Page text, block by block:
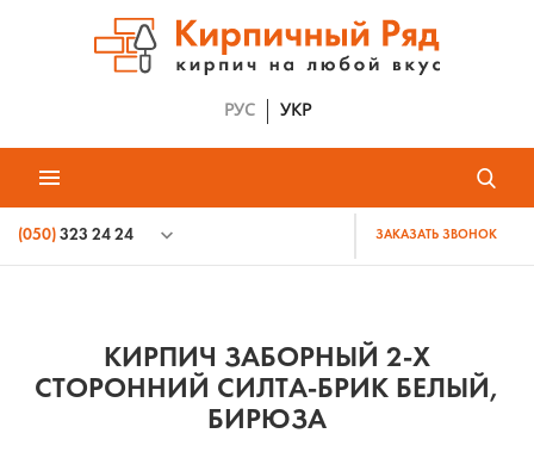
РУС УКР
(050) 323 24 24 ЗАКАЗАТЬ ЗВОНОК
КИРПИЧ ЗАБОРНЫЙ 2-Х
СТОРОННИЙ СИЛТА-БРИК БЕЛЫЙ,
БИРЮЗА